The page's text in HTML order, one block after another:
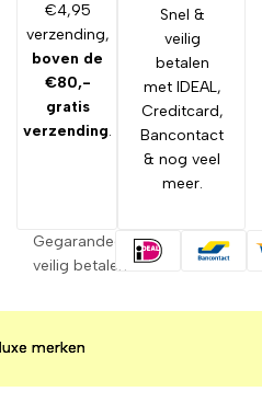
€4,95
verzending,
boven de
€80,-
gratis
verzending.
Snel &
veilig
betalen
met IDEAL,
Creditcard,
Bancontact
& nog veel
meer.
Gegarandeerd
veilig betalen